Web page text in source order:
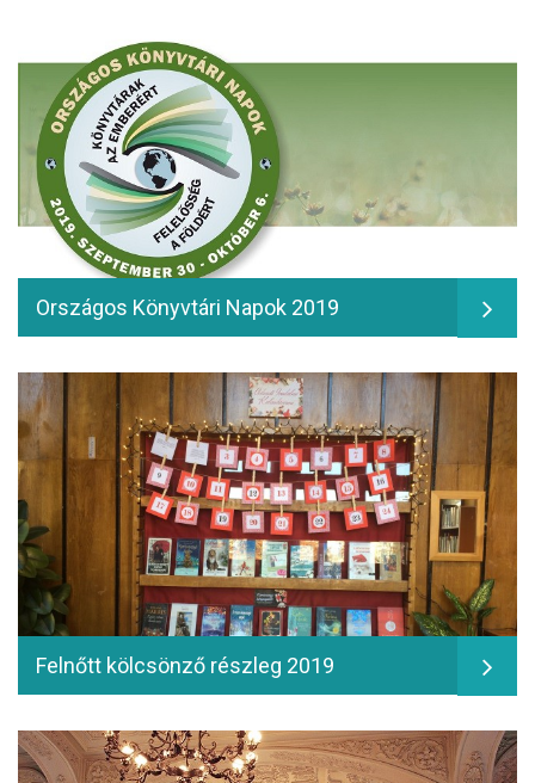
Országos Könyvtári Napok 2019
Felnőtt kölcsönző részleg 2019